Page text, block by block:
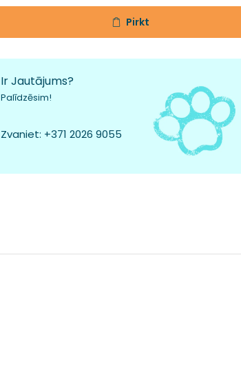
Pirkt
Ir Jautājums?
Palīdzēsim!
Zvaniet: +371 2026 9055